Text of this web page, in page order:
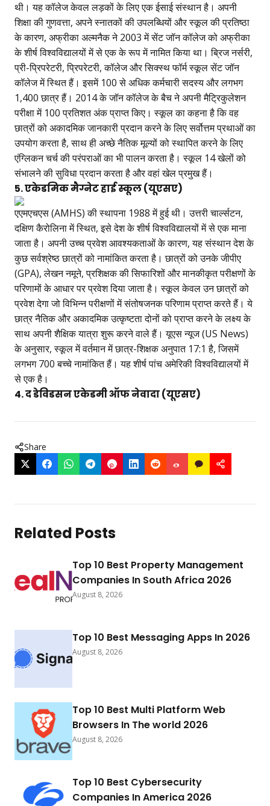
थी। यह कॉलेज केवल लड़कों के लिए एक ईसाई संस्थान है। अपनी
शिक्षा की गुणवत्ता, अपने स्नातकों की उपलब्धियों और स्कूल की प्रतिष्ठा
के कारण, अफ्रीका अल्मनैक ने 2003 में सेंट जॉन कॉलेज को अफ्रीका
के शीर्ष विश्वविद्यालयों में से एक के रूप में नामित किया था। ब्रिज नर्सरी,
प्री-प्रिपरेटरी, प्रिपरेटरी, कॉलेज और सिक्स्थ फॉर्म स्कूल सेंट जॉन
कॉलेज में स्थित हैं। इसमें 100 से अधिक कर्मचारी सदस्य और लगभग
1,400 छात्र हैं। 2014 के जॉन कॉलेज के बैच ने अपनी मैट्रिकुलेशन
परीक्षा में 100 प्रतिशत अंक प्राप्त किए। स्कूल का कहना है कि वह
छात्रों को अकादमिक जानकारी प्रदान करने के लिए सर्वोत्तम प्रथाओं का
उपयोग करता है, साथ ही अच्छे नैतिक मूल्यों को स्थापित करने के लिए
एंग्लिकन चर्च की परंपराओं का भी पालन करता है। स्कूल 14 खेलों को
संभालने की सुविधा प्रदान करता है और वहां खेल प्रमुख हैं।
5. एकेडमिक मैग्नेट हाई स्कूल (यूएसए)
एएमएचएस (AMHS) की स्थापना 1988 में हुई थी। उत्तरी चार्ल्सटन,
दक्षिण कैरोलिना में स्थित, इसे देश के शीर्ष विश्वविद्यालयों में से एक माना
जाता है। अपनी उच्च प्रवेश आवश्यकताओं के कारण, यह संस्थान देश के
कुछ सर्वश्रेष्ठ छात्रों को नामांकित करता है। छात्रों को उनके जीपीए
(GPA), लेखन नमूने, प्रशिक्षक की सिफारिशों और मानकीकृत परीक्षणों के
परिणामों के आधार पर प्रवेश दिया जाता है। स्कूल केवल उन छात्रों को
प्रवेश देगा जो विभिन्न परीक्षणों में संतोषजनक परिणाम प्राप्त करते हैं। ये
छात्र नैतिक और अकादमिक उत्कृष्टता दोनों को प्राप्त करने के लक्ष्य के
साथ अपनी शैक्षिक यात्रा शुरू करने वाले हैं। यूएस न्यूज (US News)
के अनुसार, स्कूल में वर्तमान में छात्र-शिक्षक अनुपात 17:1 है, जिसमें
लगभग 700 बच्चे नामांकित हैं। यह शीर्ष पांच अमेरिकी विश्वविद्यालयों में
से एक है।
4. द डेविडसन एकेडमी ऑफ नेवादा (यूएसए)
Share
Related Posts
Top 10 Best Property Management
Companies In South Africa 2026
August 8, 2026
Top 10 Best Messaging Apps In 2026
August 8, 2026
Top 10 Best Multi Platform Web
Browsers In The world 2026
August 8, 2026
Top 10 Best Cybersecurity
Companies In America 2026